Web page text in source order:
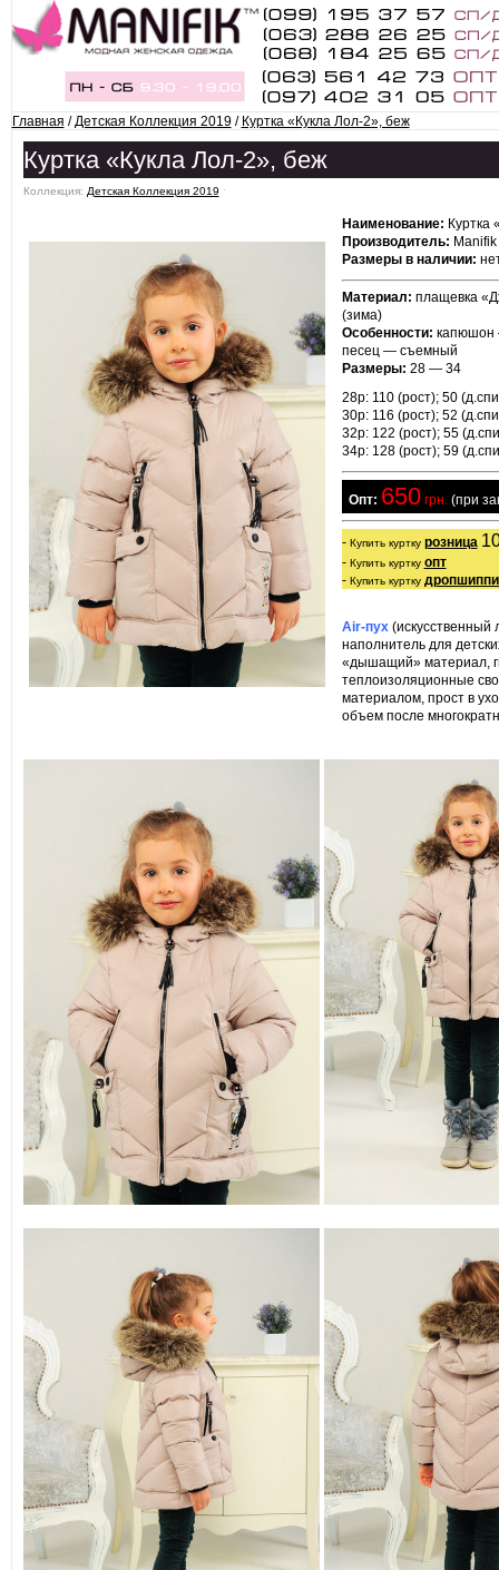
Главная /Детская Коллекция 2019/ Куртка «Кукла Лол-2», беж
Куртка «Кукла Лол-2», беж
Коллекция: Детская Коллекция 2019 ˑ
Наименование: Куртка
Производитель: Manifik
Размеры в наличии:
Материал: плащевка
(зима)
Особенности: капюшон
песец — съемный
Размеры: 28 — 34
28р: 110 (рост); 50
30р: 116 (рост); 52
32р: 122 (рост); 55
34р: 128 (рост); 59
  Опт:
650 грн. (при
- Купить куртку розница
- Купить куртку опт
- Купить куртку
Air-пух(искусственный
наполнитель для
«дышащий» материал,
теплоизоляционные
материалом, прост в
объем после